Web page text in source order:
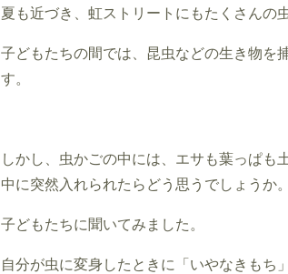
夏も近づき、虹ストリートにもたくさんの
子どもたちの間では、昆虫などの生き物を
す。
しかし、虫かごの中には、エサも葉っぱ
中に突然入れられたらどう思うでしょうか。
子どもたちに聞いてみました。
自分が虫に変身したときに「いやなきもち